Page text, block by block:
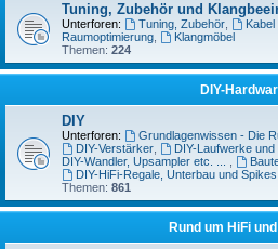
Tuning, Zubehör und
Unterforen: Tuning, Zubehör,
Raumoptimierung
Klangmöbel
Themen: 224
DIY-
DIY
Unterforen: Grundlagenwissen - Die
DIY-Verstärker, DIY-Laufwerke und
DIY-Wandler, Upsampler etc. ...
DIY-HiFi-Regale, Unterbau und Spikes
Themen: 861
Rund um HiFi